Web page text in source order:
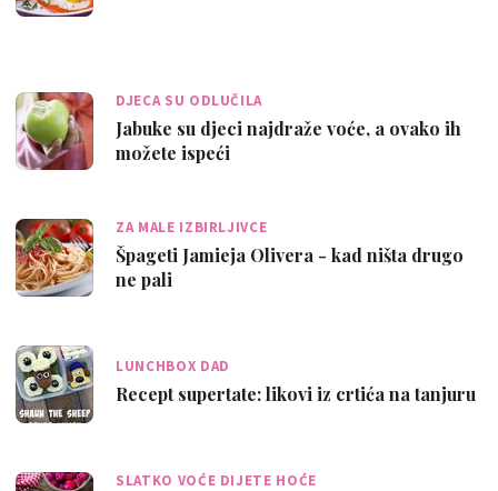
DJECA SU ODLUČILA
Jabuke su djeci najdraže voće, a ovako ih
možete ispeći
ZA MALE IZBIRLJIVCE
Špageti Jamieja Olivera - kad ništa drugo
ne pali
LUNCHBOX DAD
Recept supertate: likovi iz crtića na tanjuru
SLATKO VOĆE DIJETE HOĆE